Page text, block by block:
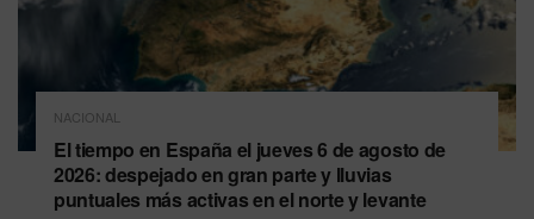
NACIONAL
El tiempo en España el jueves 6 de agosto de
2026: despejado en gran parte y lluvias
puntuales más activas en el norte y levante